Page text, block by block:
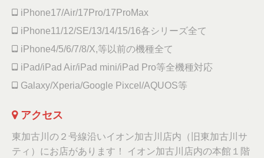
iPhone17/Air/17Pro/17ProMax
iPhone11/12/SE/13/14/15/16各シリーズ全て
iPhone4/5/6/7/8/X,等以前の機種全て
iPad/iPad Air/iPad mini/iPad Pro等全機種対応
Galaxy/Xperia/Google Pixcel/AQUOS等
アクセス
東加古川の２号線沿いイオン加古川店内（旧東加古川サ
ティ）にお店があります！ イオン加古川店内の本館１階